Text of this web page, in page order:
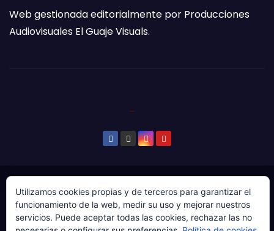
Web gestionada editorialmente por Producciones
Audiovisuales El Guaje Visuals.
© Copyright 2024. Todos los derechos reservados.
Web gestionada por Producciones Audiovisuales El
Guaje Visuals.
Utilizamos cookies propias y de terceros para garantizar el
funcionamiento de la web, medir su uso y mejorar nuestros
servicios. Puede aceptar todas las cookies, rechazar las no